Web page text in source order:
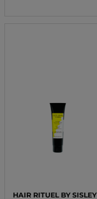
HAIR RITUEL BY SISLEY